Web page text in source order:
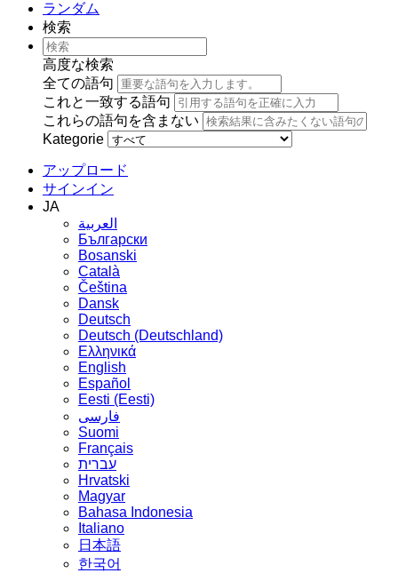
ランダム
検索
高度な検索
全ての語句
これと一致する語句
これらの語句を含まない
Kategorie
アップロード
サインイン
JA
العربية
Български
Bosanski
Сatalà
Čeština
Dansk
Deutsch
Deutsch (Deutschland)
Ελληνικά
English
Español
Eesti (Eesti)
فارسی
Suomi
Français
עברית
Hrvatski
Magyar
Bahasa Indonesia
Italiano
日本語
한국어